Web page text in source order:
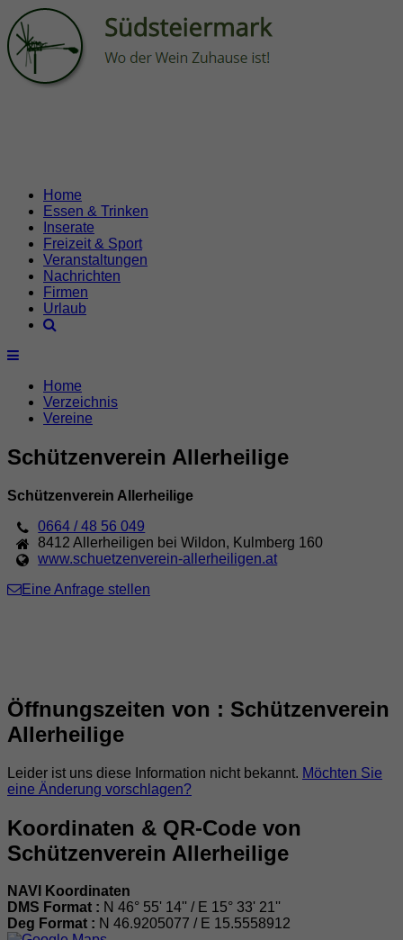
Home
Essen & Trinken
Inserate
Freizeit & Sport
Veranstaltungen
Nachrichten
Firmen
Urlaub
Home
Verzeichnis
Vereine
Schützenverein Allerheilige
Schützenverein Allerheilige
0664 / 48 56 049
8412 Allerheiligen bei Wildon, Kulmberg 160
www.schuetzenverein-allerheiligen.at
Eine Anfrage stellen
Öffnungszeiten von : Schützenverein
Allerheilige
Leider ist uns diese Information nicht bekannt. Möchten Sie
eine Änderung vorschlagen?
Koordinaten & QR-Code von
Schützenverein Allerheilige
NAVI Koordinaten
DMS Format : N 46° 55' 14'' / E 15° 33' 21''
Deg Format : N 46.9205077 / E 15.5558912